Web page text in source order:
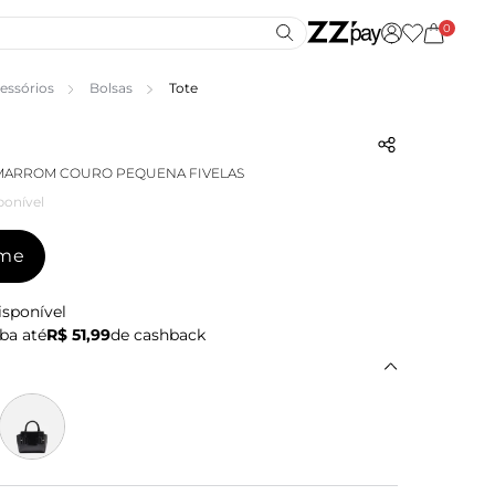
0
Bolsas Tote
COURO PEQUENA FIVELAS
atéR$ 51,99de cashback